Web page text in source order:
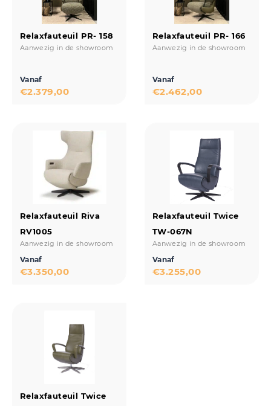
Relaxfauteuil PR- 158
Aanwezig in de showroom
Vanaf
€2.379,00
Relaxfauteuil PR- 166
Aanwezig in de showroom
Vanaf
€2.462,00
Relaxfauteuil Riva
RV1005
Aanwezig in de showroom
Vanaf
€3.350,00
Relaxfauteuil Twice
TW-067N
Aanwezig in de showroom
Vanaf
€3.255,00
Relaxfauteuil Twice